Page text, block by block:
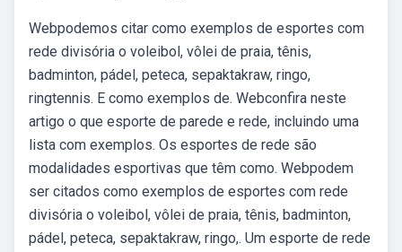
Webpodemos citar como exemplos de esportes com
rede divisória o voleibol, vôlei de praia, tênis,
badminton, pádel, peteca, sepaktakraw, ringo,
ringtennis. E como exemplos de. Webconfira neste
artigo o que esporte de parede e rede, incluindo uma
lista com exemplos. Os esportes de rede são
modalidades esportivas que têm como. Webpodem
ser citados como exemplos de esportes com rede
divisória o voleibol, vôlei de praia, tênis, badminton,
pádel, peteca, sepaktakraw, ringo,. Um esporte de rede